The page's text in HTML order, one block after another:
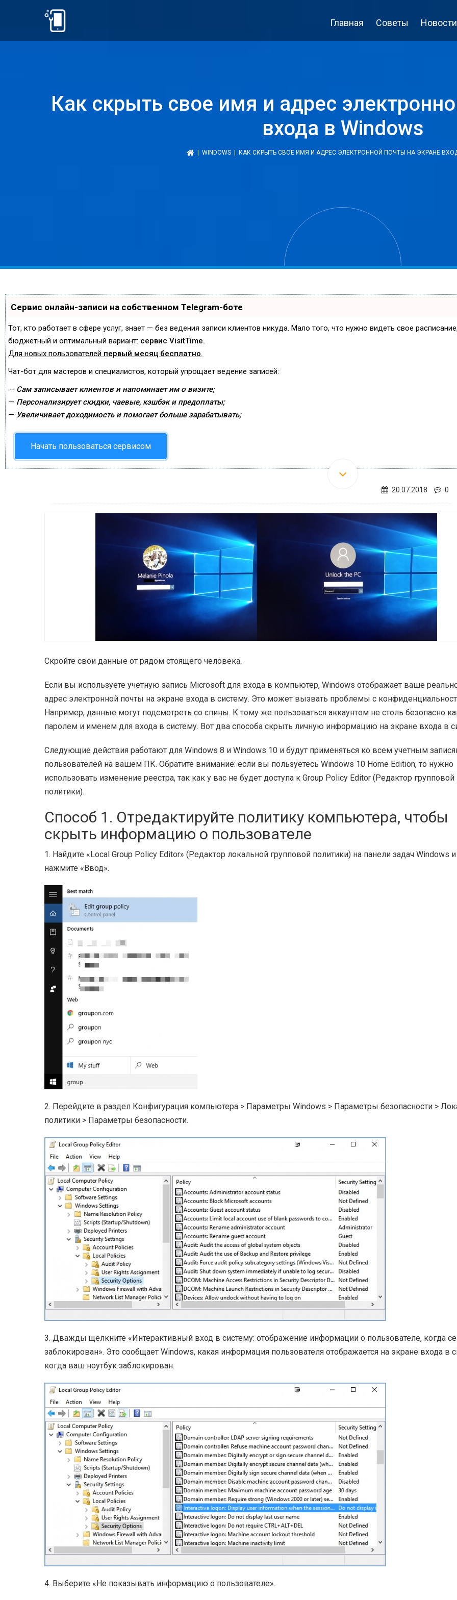
Главная Советы Новости
Как скрыть свое имя и адрес
входа в Windows
WINDOWS| КАК СКРЫТЬ СВОЕ ИМЯ И АДРЕС ЭЛЕКТРОННОЙ ПОЧТЫ НА ЭКРАНЕ
Сервис онлайн-записи на собственном Telegram-боте
Тот, кто работает в сфере услуг, знает — без ведения записи клиентов никуда. Мало того, что нужно видеть свое
бюджетный и оптимальный вариант: сервис VisitTime.
Для новых пользователей первый месяц бесплатно.
Чат-бот для мастеров и специалистов, который упрощает ведение записей:
— Сам записывает клиентов и напоминает им о визите;
— Персонализирует скидки, чаевые, кэшбэк и предоплаты;
— Увеличивает доходимость и помогает больше зарабатывать;
Начать пользоваться сервисом
20.07.2018 0
Скройте свои данные от рядом стоящего человека.
Если вы используете учетную запись Microsoft для входа в компьютер, Windows отображает ваше
адрес электронной почты на экране входа в систему. Это может вызвать проблемы с
Например, данные могут подсмотреть со спины. К тому же пользоваться аккаунтом не столь безопасно
паролем и именем для входа в систему. Вот два способа скрыть личную информацию на экране входа в
Следующие действия работают для Windows 8 и Windows 10 и будут применяться ко всем учетным
пользователей на вашем ПК. Обратите внимание: если вы пользуетесь Windows 10 Home Edition, то нужно
использовать изменение реестра, так как у вас не будет доступа к Group Policy Editor (Редактор групповой
политики).
Способ 1. Отредактируйте политику компьютера, чтобы
скрыть информацию о пользователе
1. Найдите «Local Group Policy Editor» (Редактор локальной групповой политики) на панели задач Windows и
нажмите «Ввод».
2. Перейдите в раздел Конфигурация компьютера > Параметры Windows > Параметры безопасности >
политики > Параметры безопасности.
3. Дважды щелкните «Интерактивный вход в систему: отображение информации о пользователе, когда
заблокирован». Это сообщает Windows, какая информация пользователя отображается на экране входа в
когда ваш ноутбук заблокирован.
4. Выберите «Не показывать информацию о пользователе».